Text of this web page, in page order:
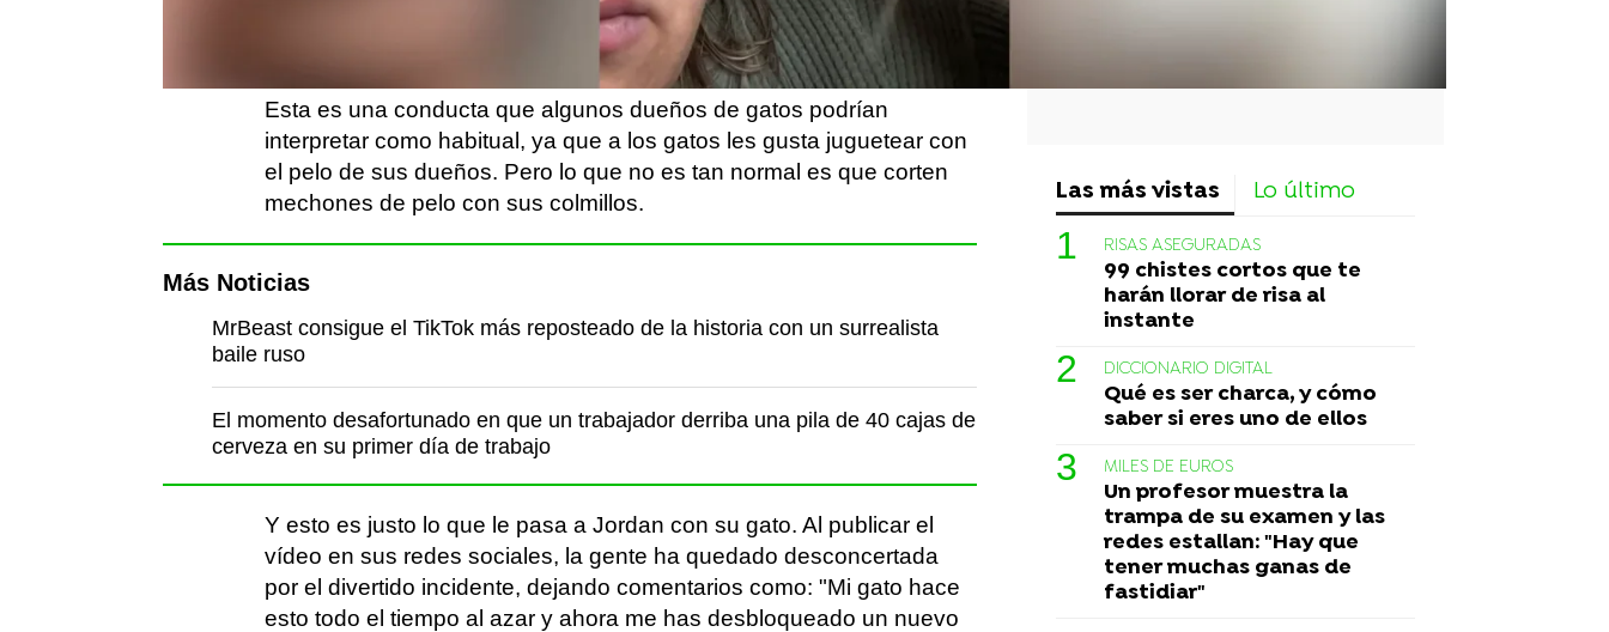
Todo iba bien hasta que el felino decidió coger un mechón de pelo
Esta es una conducta que algunos dueños de gatos podrían
interpretar como habitual, ya que a los gatos les gusta juguetear con
el pelo de sus dueños. Pero lo que no es tan normal es que corten
mechones de pelo con sus colmillos.
Más Noticias
MrBeast consigue el TikTok más reposteado de la historia con un surrealista
baile ruso
El momento desafortunado en que un trabajador derriba una pila de 40 cajas de
cerveza en su primer día de trabajo
Y esto es justo lo que le pasa a Jordan con su gato. Al publicar el
vídeo en sus redes sociales, la gente ha quedado desconcertada
por el divertido incidente, dejando comentarios como: "Mi gato hace
esto todo el tiempo al azar y ahora me has desbloqueado un nuevo
Las más vistas Lo último
RISAS ASEGURADAS
99 chistes cortos que te
harán llorar de risa al
instante
DICCIONARIO DIGITAL
Qué es ser charca, y cómo
saber si eres uno de ellos
MILES DE EUROS
Un profesor muestra la
trampa de su examen y las
redes estallan: "Hay que
tener muchas ganas de
fastidiar"